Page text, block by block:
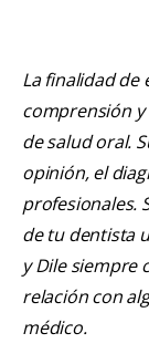
La finalidad de
comprensión
de salud oral.
opinión, el
profesionales.
de tu dentista
y Dile siempre
relación con
médico.